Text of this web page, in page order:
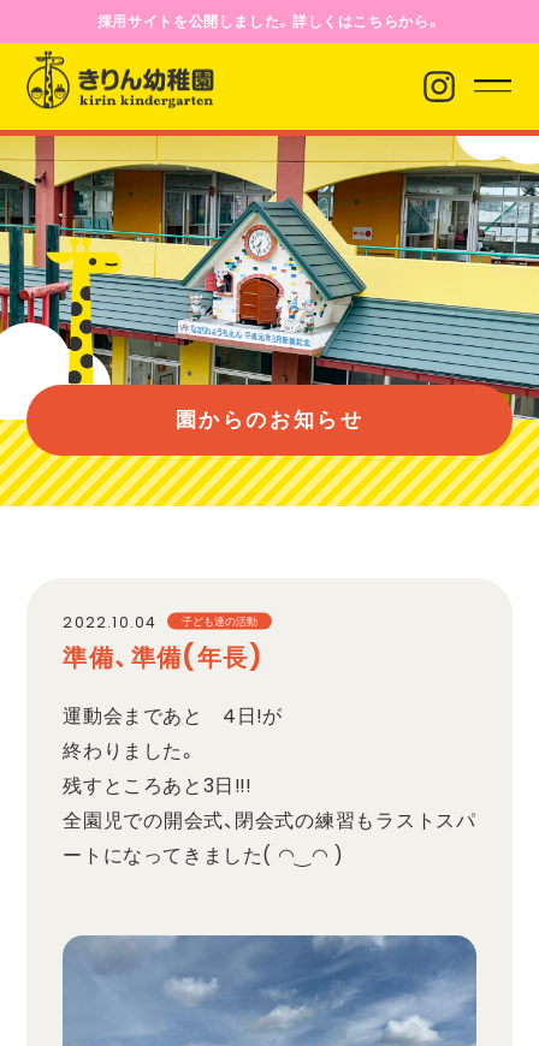
採用サイトを公開しました。詳しくはこちらから。
園からのお知らせ
園について
園のようす
バス経路
プライバシーポリシー
園からのお知らせ
2022.10.04 子ども達の活動
準備、準備(年長)
運動会まであと 4日!が
終わりました。
残すところあと3日!!!
全園児での開会式、閉会式の練習もラストスパ
ートになってきました( ◠‿◠ )